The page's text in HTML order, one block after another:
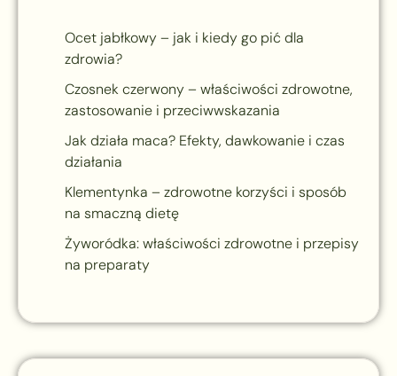
Ocet jabłkowy – jak i kiedy go pić dla
zdrowia?
Czosnek czerwony – właściwości zdrowotne,
zastosowanie i przeciwwskazania
Jak działa maca? Efekty, dawkowanie i czas
działania
Klementynka – zdrowotne korzyści i sposób
na smaczną dietę
Żyworódka: właściwości zdrowotne i przepisy
na preparaty